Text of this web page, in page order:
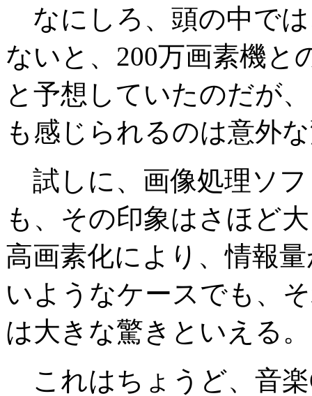
なにしろ、頭の中で
ないと、200万画素機
と予想していたのだが
も感じられるのは意外
試しに、画像処理ソ
も、その印象はさほど
高画素化により、情報
いようなケースでも、
は大きな驚きといえる。
これはちょうど、音